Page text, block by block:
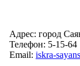
Адрес: город
Телефон: 5-15-64
Email: iskra-